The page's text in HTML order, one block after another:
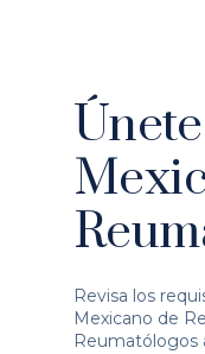
Revisa los
Mexicano de
Reumatólogos